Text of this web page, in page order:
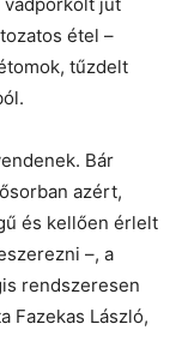
étel –
tűzdelt
Bár
azért,
és kellően érlelt
–, a
rendszeresen
Fazekas László,